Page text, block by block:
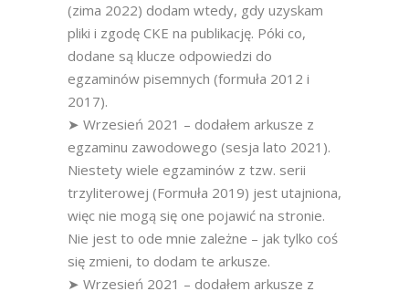
(zima 2022) dodam wtedy, gdy uzyskam
pliki i zgodę CKE na publikację. Póki co,
dodane są klucze odpowiedzi do
egzaminów pisemnych (formuła 2012 i
2017).
➤ Wrzesień 2021 – dodałem arkusze z
egzaminu zawodowego (sesja lato 2021).
Niestety wiele egzaminów z tzw. serii
trzyliterowej (Formuła 2019) jest utajniona,
więc nie mogą się one pojawić na stronie.
Nie jest to ode mnie zależne – jak tylko coś
się zmieni, to dodam te arkusze.
➤ Wrzesień 2021 – dodałem arkusze z